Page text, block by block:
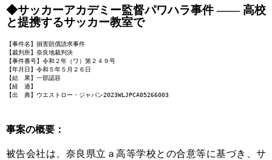
◆サッカーアカデミー監督パワハラ事件 ―― 高校
と提携するサッカー教室で
【事件名】損害賠償請求事件
【裁判所】奈良地裁判決
【事件番号】令和２年（ワ）第２４９号
【年月日】令和５年５月２６日
【結 果】一部認容
【経 過】
【出 典】ウエストロー・ジャパン2023WLJPCA05266003
事案の概要：
被告会社は、奈良県立ａ高等学校との合意等に基づき、サ